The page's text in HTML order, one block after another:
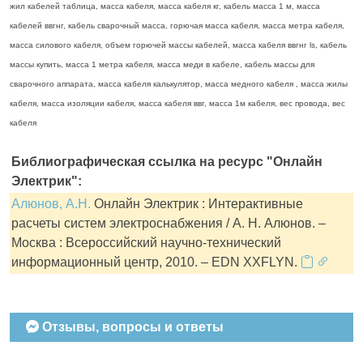
жил кабелей таблица, масса кабеля, масса кабеля кг, кабель масса 1 м, масса
кабелей ввгнг, кабель сварочный масса, горючая масса кабеля, масса метра кабеля,
масса силового кабеля, объем горючей массы кабелей, масса кабеля ввгнг ls, кабель
массы купить, масса 1 метра кабеля, масса меди в кабеле, кабель массы для
сварочного аппарата, масса кабеля калькулятор, масса медного кабеля , масса жилы
кабеля, масса изоляции кабеля, масса кабеля ввг, масса 1м кабеля, вес провода, вес
кабеля
Библиографическая ссылка на ресурс "Онлайн
Электрик":
Алюнов, А.Н. Онлайн Электрик : Интерактивные
расчеты систем электроснабжения / А. Н. Алюнов. –
Москва : Всероссийский научно-технический
информационный центр, 2010. – EDN XXFLYN.
Отзывы, вопросы и ответы